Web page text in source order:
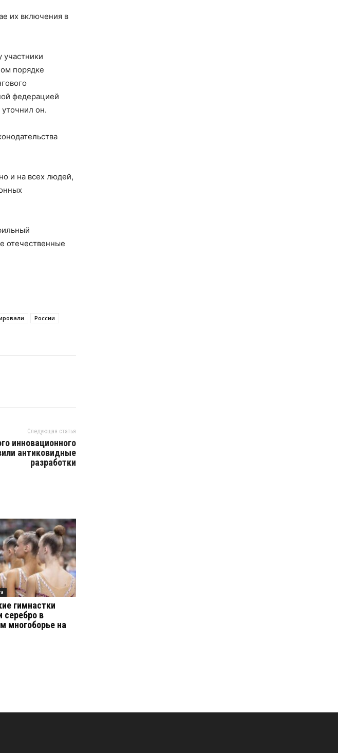
их включения в
порядке
федерацией
он.
и на всех людей,
отечественные
России
Следующая статья
инновационного
антиковидные
разработки
гимнастки
серебро в
многоборье на